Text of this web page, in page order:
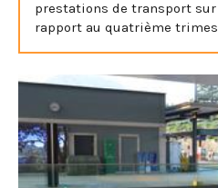
prestations de transport
rapport au quatrième